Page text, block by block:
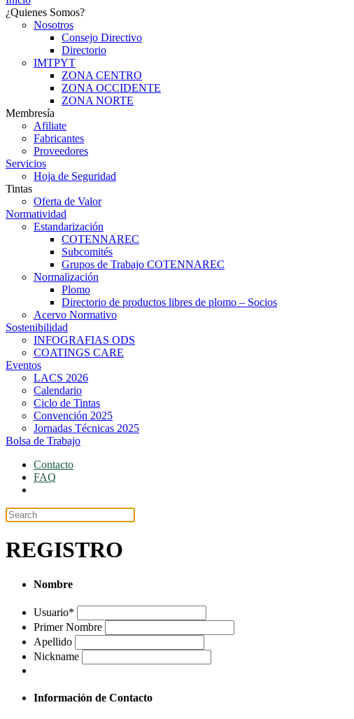
¿Quienes Somos?
Nosotros
Consejo Directivo
Directorio
IMTPYT
ZONA CENTRO
ZONA OCCIDENTE
ZONA NORTE
Membresía
Afiliate
Fabricantes
Proveedores
Servicios
Hoja de Seguridad
Tintas
Oferta de Valor
Normatividad
Estandarización
COTENNAREC
Subcomités
Grupos de Trabajo COTENNAREC
Normalización
Plomo
Directorio de productos libres de plomo – Socios
Acervo Normativo
Sostenibilidad
INFOGRAFIAS ODS
COATINGS CARE
Eventos
LACS 2026
Calendario
Ciclo de Tintas
Convención 2025
Jornadas Técnicas 2025
Bolsa de Trabajo
Contacto
FAQ
REGISTRO
Nombre
Usuario*
Primer Nombre
Apellido
Nickname
Información de Contacto